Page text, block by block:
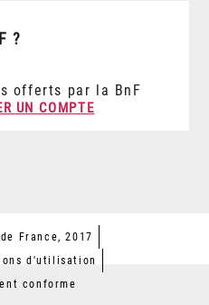
?
offerts par la BnF
UN COMPTE
France, 2017
d'utilisation
conforme